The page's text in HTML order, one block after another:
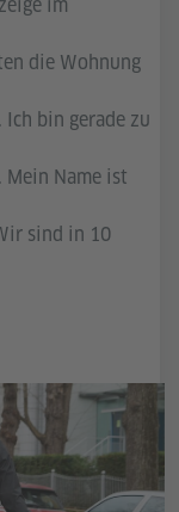
im
die Wohnung
bin gerade zu
Mein Name ist
sind in 10